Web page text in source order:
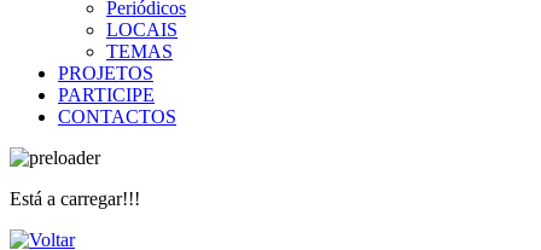
Periódicos
LOCAIS
TEMAS
PROJETOS
PARTICIPE
CONTACTOS
Está a carregar!!!